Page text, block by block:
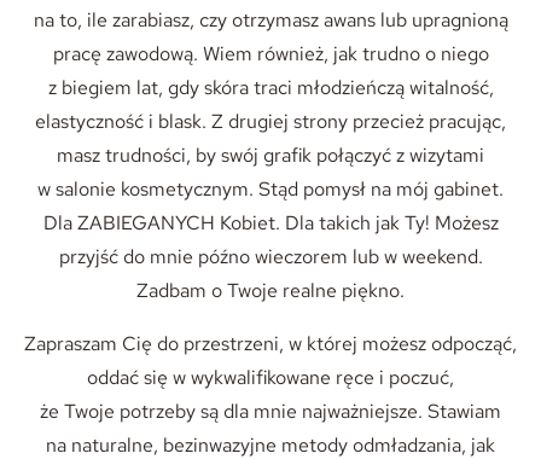
na to, ile zarabiasz, czy otrzymasz awans lub upragnioną
pracę zawodową. Wiem również, jak trudno o niego
z biegiem lat, gdy skóra traci młodzieńczą witalność,
elastyczność i blask. Z drugiej strony przecież pracując,
masz trudności, by swój grafik połączyć z wizytami
w salonie kosmetycznym. Stąd pomysł na mój gabinet.
Dla ZABIEGANYCH Kobiet. Dla takich jak Ty! Możesz
przyjść do mnie późno wieczorem lub w weekend.
Zadbam o Twoje realne piękno.
Zapraszam Cię do przestrzeni, w której możesz odpocząć,
oddać się w wykwalifikowane ręce i poczuć,
że Twoje potrzeby są dla mnie najważniejsze. Stawiam
na naturalne, bezinwazyjne metody odmładzania, jak